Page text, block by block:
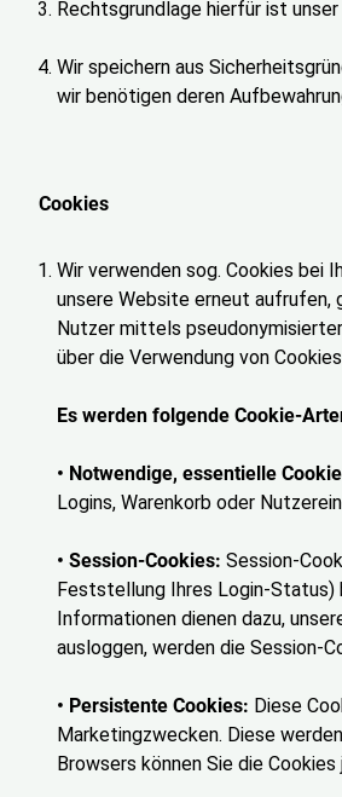
Rechtsgrundlage hierfür ist
Wir speichern aus
wir benötigen deren
Cookies
Wir verwenden sog. Cookies bei
unsere Website erneut aufrufen,
Nutzer mittels
über die Verwendung von
Es werden folgende Cookie-
• Notwendige, essentielle
Logins, Warenkorb oder
• Session-Cookies: Session-
Feststellung Ihres Login-Status)
Informationen dienen dazu,
ausloggen, werden die Session-
• Persistente Cookies: Diese
Marketingzwecken. Diese
Browsers können Sie die